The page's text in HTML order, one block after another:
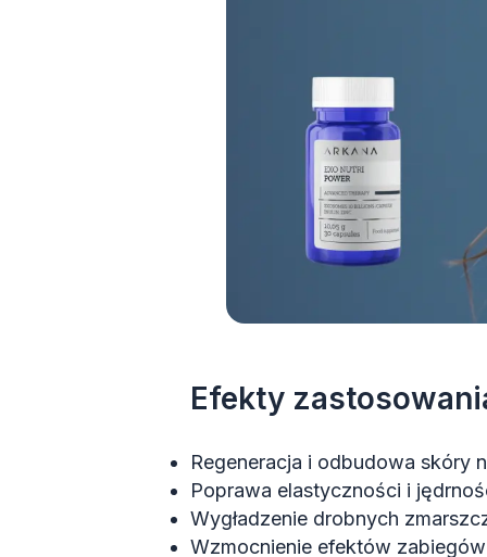
Efekty
Regeneracja i odbudowa skóry
Poprawa elastyczności i
Wygładzenie drobnych
Wzmocnienie efektów